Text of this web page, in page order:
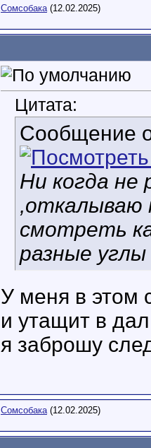
Сомсобака(12.02.2025)
Цитата:
Сообщение
Ни когда не
,откалываю
смотреть
разные углы
У меня в этом
и утащит в
я заброшу
Сомсобака(12.02.2025)